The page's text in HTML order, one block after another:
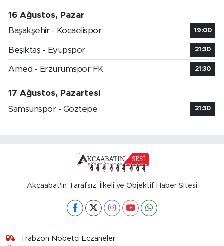
16 Ağustos, Pazar
Başakşehir - Kocaelispor
19:00
Beşiktaş - Eyüpspor 21:30
Amed - Erzurumspor FK 21:30
17 Ağustos, Pazartesi
Samsunspor - Göztepe
21:30
Akçaabat'ın Tarafsız, İlkeli ve Objektif Haber Sitesi
Trabzon Nöbetçi Eczaneler